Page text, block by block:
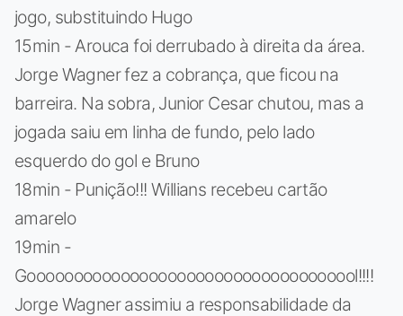
jogo, substituindo Hugo
15min - Arouca foi derrubado à direita da área.
Jorge Wagner fez a cobrança, que ficou na
barreira. Na sobra, Junior Cesar chutou, mas a
jogada saiu em linha de fundo, pelo lado
esquerdo do gol e Bruno
18min - Punição!!! Willians recebeu cartão
amarelo
19min -
Goooooooooooooooooooooooooooooooooool!!!!
Jorge Wagner assimiu a responsabilidade da